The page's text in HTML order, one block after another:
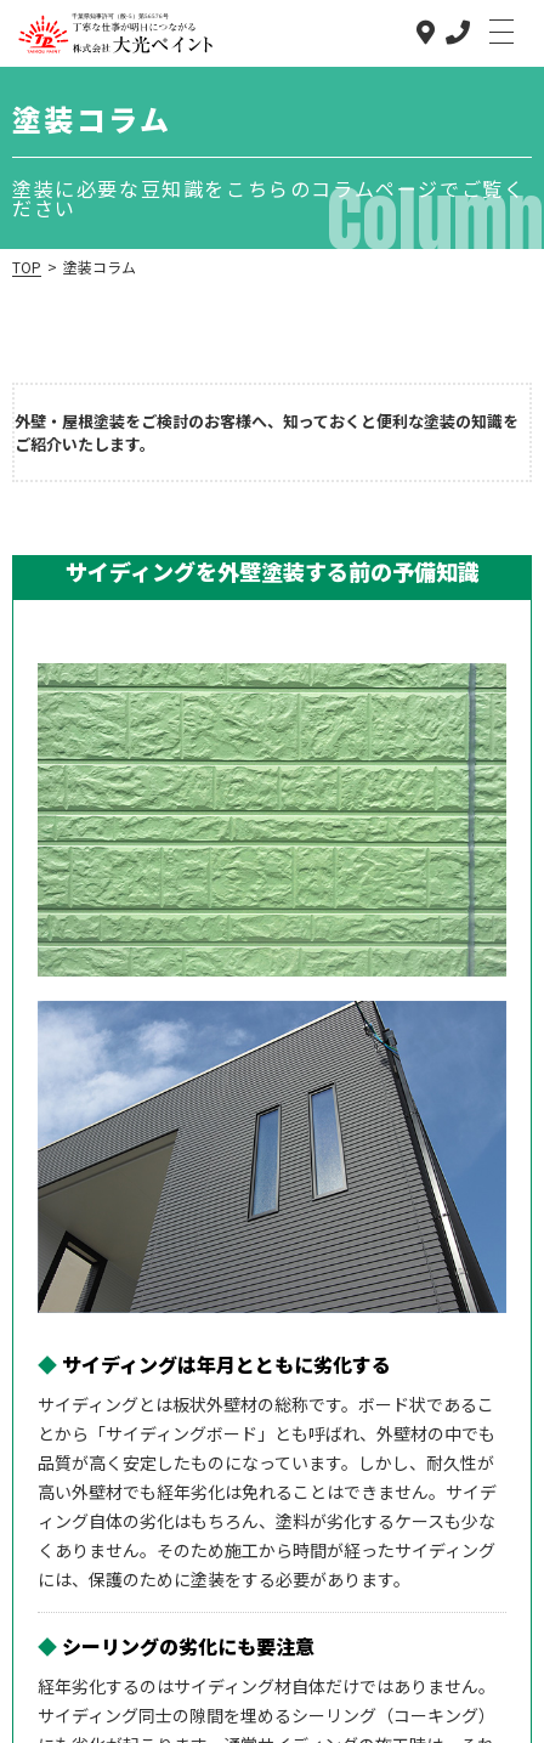
低価格で高品質
な理由
よくある質問
0800-800-0305
塗装コラム
塗装に必要な豆知識をこちらのコラムページでご覧く
ださい Column
TOP > 塗装コラム
外壁・屋根塗装をご検討のお客様へ、知っておくと便利な塗装の知識を
ご紹介いたします。
サイディングを外壁塗装する前の予備知識
◆ サイディングは年月とともに劣化する
サイディングとは板状外壁材の総称です。ボード状であるこ
とから「サイディングボード」とも呼ばれ、外壁材の中でも
品質が高く安定したものになっています。しかし、耐久性が
高い外壁材でも経年劣化は免れることはできません。サイデ
ィング自体の劣化はもちろん、塗料が劣化するケースも少な
くありません。そのため施工から時間が経ったサイディング
には、保護のために塗装をする必要があります。
◆ シーリングの劣化にも要注意
経年劣化するのはサイディング材自体だけではありません。
サイディング同士の隙間を埋めるシーリング（コーキング）